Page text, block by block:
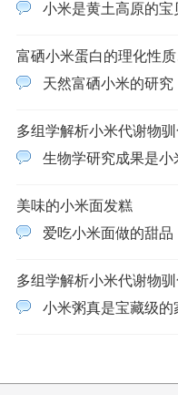
小米是黄土高原的
富硒小米蛋白的理化性
天然富硒小米的研
多组学解析小米代谢物
生物学研究成果是
美味的小米面发糕
爱吃小米面做的甜
多组学解析小米代谢物
小米粥真是宝藏级的